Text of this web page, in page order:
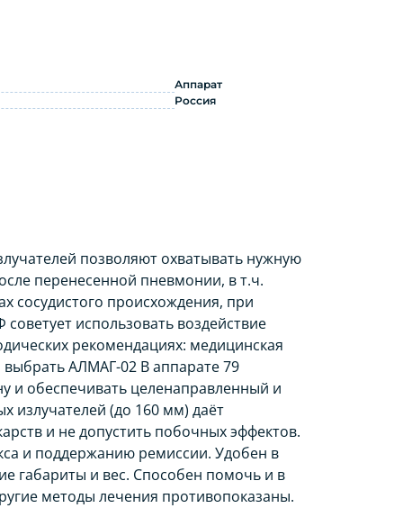
Аппарат
Россия
позволяют охватывать нужную
перенесенной пневмонии, в т.ч.
сосудистого происхождения, при
использовать воздействие
рекомендациях: медицинская
АЛМАГ-02 В аппарате 79
и обеспечивать целенаправленный и
излучателей (до 160 мм) даёт
и не допустить побочных эффектов.
и поддержанию ремиссии. Удобен в
габариты и вес. Способен помочь и в
методы лечения противопоказаны.